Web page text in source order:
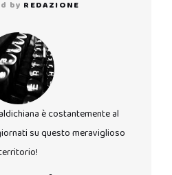
by REDAZIONE
è costantemente al
su questo meraviglioso